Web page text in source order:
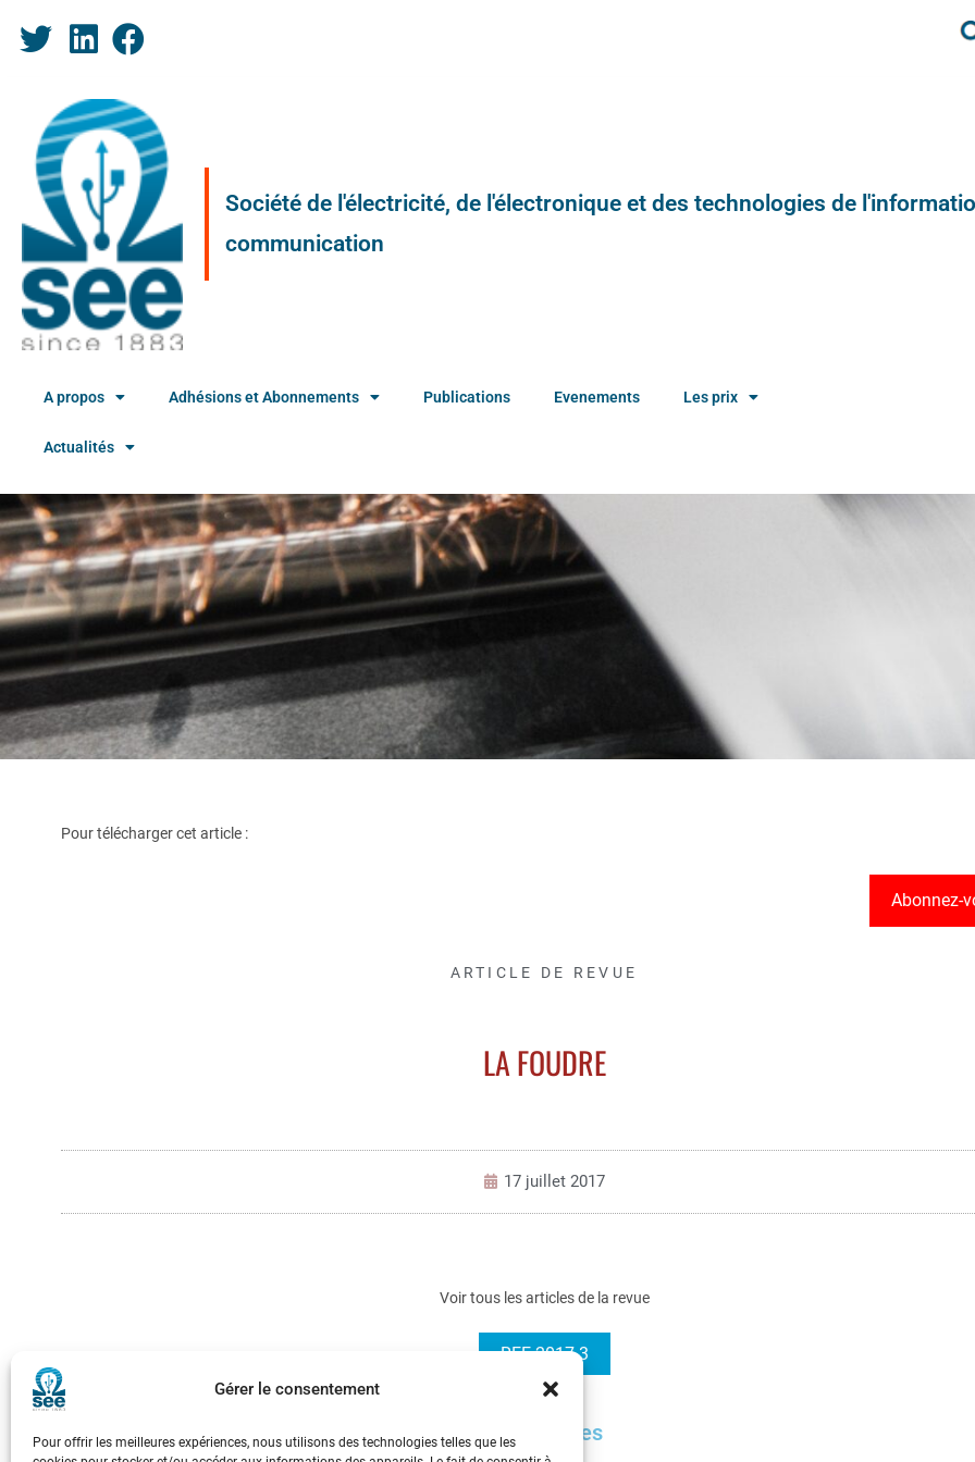
Gérer le consentement
Pour offrir les meilleures expériences, nous utilisons des technologies telles que les
Société de l'électricité, de l'électronique et des technologies de
communication
A propos Adhésions et Abonnements Publications Evenements Les prix
Actualités
Pour télécharger cet article :
Abonnez-
ARTICLE DE REVUE
LA FOUDRE
17 juillet 2017
Voir tous les articles de la revue
REE 2017-3
Protection contre la foudre : état de l’art et perspectives